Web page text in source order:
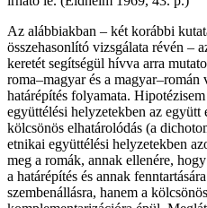
Az alábbiakban – két korábbi
összehasonlító vizsgálata révén –
keretét segítségül hívva arra
roma–magyar és a magyar–román
határépítés folyamata.
együttélési helyzetekben az
kölcsönös elhatárolódás (a
etnikai együttélési helyzetekben
meg a romák, annak ellenére,
a határépítés és annak
szembenállásra, hanem a